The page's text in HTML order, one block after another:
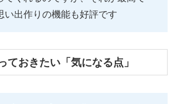
い出作りの機能も好評です
おきたい「気になる点」